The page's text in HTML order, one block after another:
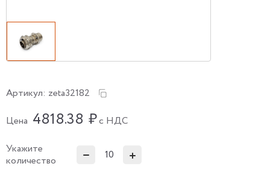
Артикул: zeta32182
Цена 4818.38 ₽с НДС
Укажите
количество